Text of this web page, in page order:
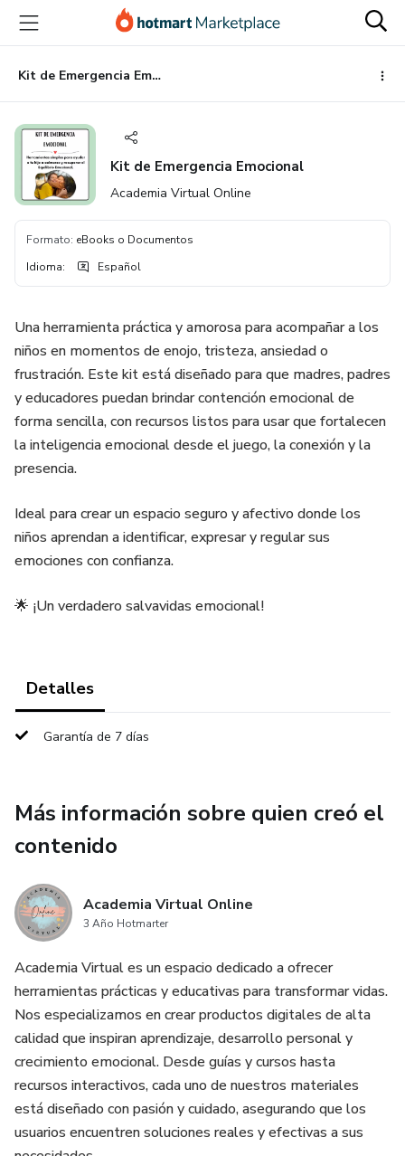
principal
página
de
página
Kit de Emergencia Emocional
Kit de Emergencia Emocional
Academia Virtual Online
Formato: eBooks o Documentos
Idioma: Español
Una herramienta práctica y amorosa para acompañar a los
niños en momentos de enojo, tristeza, ansiedad o
frustración. Este kit está diseñado para que madres, padres
y educadores puedan brindar contención emocional de
forma sencilla, con recursos listos para usar que fortalecen
la inteligencia emocional desde el juego, la conexión y la
presencia.
Ideal para crear un espacio seguro y afectivo donde los
niños aprendan a identificar, expresar y regular sus
emociones con confianza.
🌟 ¡Un verdadero salvavidas emocional!
Detalles
Garantía de 7 días
Más información sobre quien creó el
contenido
Academia Virtual Online
3 Año Hotmarter
Academia Virtual es un espacio dedicado a ofrecer
herramientas prácticas y educativas para transformar vidas.
Nos especializamos en crear productos digitales de alta
calidad que inspiran aprendizaje, desarrollo personal y
crecimiento emocional. Desde guías y cursos hasta
recursos interactivos, cada uno de nuestros materiales
está diseñado con pasión y cuidado, asegurando que los
usuarios encuentren soluciones reales y efectivas a sus